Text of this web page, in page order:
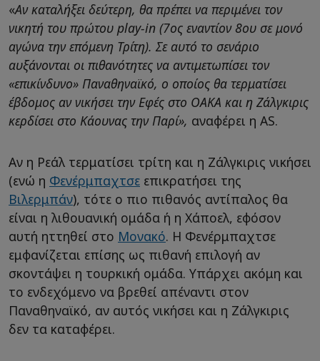
«Αν καταλήξει δεύτερη, θα πρέπει να περιμένει τον
νικητή του πρώτου play-in (7ος εναντίον 8ου σε μονό
αγώνα την επόμενη Τρίτη). Σε αυτό το σενάριο
αυξάνονται οι πιθανότητες να αντιμετωπίσει τον
«επικίνδυνο» Παναθηναϊκό, ο οποίος θα τερματίσει
έβδομος αν νικήσει την Εφές στο ΟΑΚΑ και η Ζάλγκιρις
κερδίσει στο Κάουνας την Παρί», αναφέρει η AS.
Αν η Ρεάλ τερματίσει τρίτη και η Ζάλγκιρις νικήσει
(ενώ η Φενέρμπαχτσε επικρατήσει της
Βιλερμπάν), τότε ο πιο πιθανός αντίπαλος θα
είναι η λιθουανική ομάδα ή η Χάποελ, εφόσον
αυτή ηττηθεί στο Μονακό. Η Φενέρμπαχτσε
εμφανίζεται επίσης ως πιθανή επιλογή αν
σκοντάψει η τουρκική ομάδα. Υπάρχει ακόμη και
το ενδεχόμενο να βρεθεί απέναντι στον
Παναθηναϊκό, αν αυτός νικήσει και η Ζάλγκιρις
δεν τα καταφέρει.